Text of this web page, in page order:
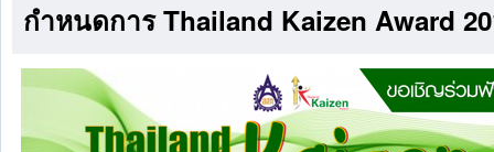
กำหนดการ Thailand Kaizen Award